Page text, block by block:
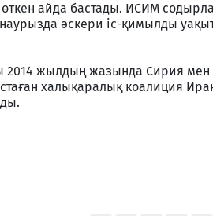
өткен айда бастады. ИСИМ
әскери іс-қимылды
2014 жылдың жазында Сирия
халықаралық коалиция